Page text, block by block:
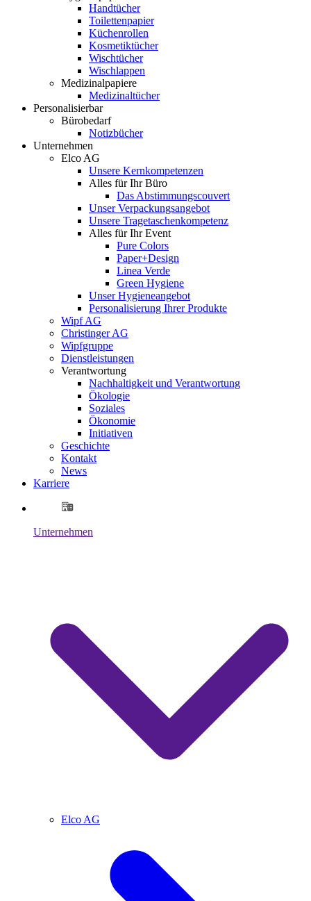
Handtücher
Toilettenpapier
Küchenrollen
Kosmetiktücher
Wischtücher
Wischlappen
Medizinalpapiere
Medizinaltücher
Personalisierbar
Bürobedarf
Notizbücher
Unternehmen
Elco AG
Unsere Kernkompetenzen
Alles für Ihr Büro
Das Abstimmungscouvert
Unser Verpackungsangebot
Unsere Tragetaschenkompetenz
Alles für Ihr Event
Pure Colors
Paper+Design
Linea Verde
Green Hygiene
Unser Hygieneangebot
Personalisierung Ihrer Produkte
Wipf AG
Christinger AG
Wipfgruppe
Dienstleistungen
Verantwortung
Nachhaltigkeit und Verantwortung
Ökologie
Soziales
Ökonomie
Initiativen
Geschichte
Kontakt
News
Karriere
Unternehmen
Elco AG